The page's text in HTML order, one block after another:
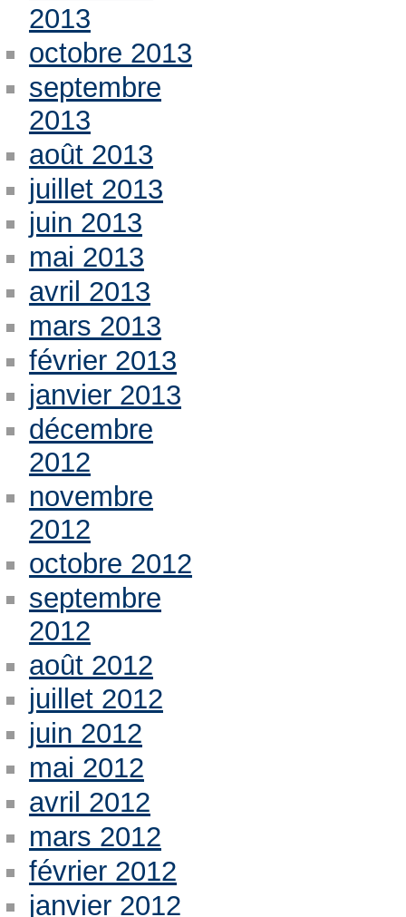
2013
octobre 2013
septembre
2013
août 2013
juillet 2013
juin 2013
mai 2013
avril 2013
mars 2013
février 2013
janvier 2013
décembre
2012
novembre
2012
octobre 2012
septembre
2012
août 2012
juillet 2012
juin 2012
mai 2012
avril 2012
mars 2012
février 2012
janvier 2012